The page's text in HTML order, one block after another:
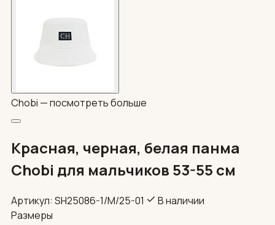
Chobi —посмотреть больше
Красная, черная, белая панма
Chobi для мальчиков 53-55 см
Артикул: SH25086-1/М/25-01
В наличии
Размеры